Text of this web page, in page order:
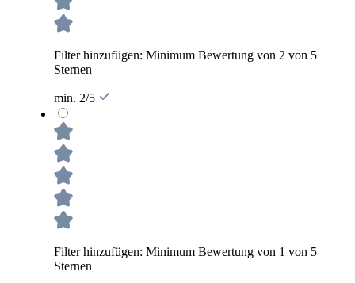
Filter hinzufügen: Minimum Bewertung von 2 von 5
Sternen
min. 2/5
Filter hinzufügen: Minimum Bewertung von 1 von 5
Sternen